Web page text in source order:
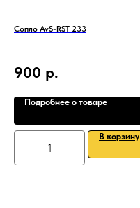
Сопло AvS-RST 233
900 р.
Подробнее о товаре
В корзину